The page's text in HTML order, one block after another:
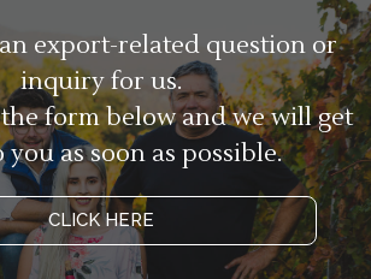
export-related question or
inquiry for us.
form below and we will get
you as soon as possible.
CLICK HERE